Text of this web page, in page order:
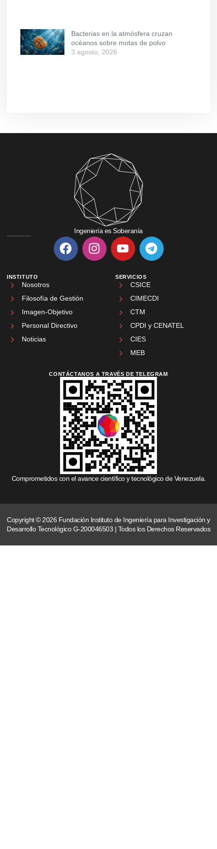
Bacterias en la atmósfera cruzan
océanos sobre motas de polvo
3 agosto, 2026
Ingeniería es Soberanía
INSTITUTO
Nosotros
Filosofía de Gestión
Imagen-Objetivo
Personal Directivo
Noticias
SERVICIOS
CSICE
CIMECDI
CTM
CPDI y CENATEL
CIES
MEB
CONTÁCTANOS A TRAVÉS DE TELEGRAM
Comprometidos con el avance científico y tecnológico de Venezuela.
Copyright © 2026 Fundación Instituto de Ingeniería para Investigación y
Desarrollo Tecnológico G-200046503 | Todos los Derechos Reservados